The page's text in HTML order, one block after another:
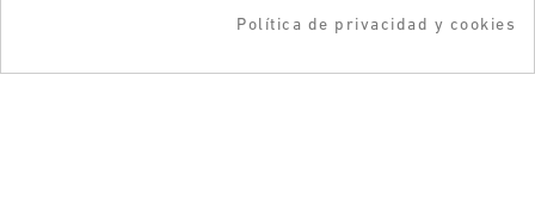
109,95 €
69,99 € AÑADIR AL CARRITO
RESERVAR
-5% DTO + Envío GratisPolítica de privacidad y cookies